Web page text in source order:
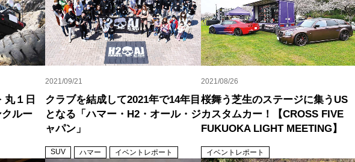
丸１日
ルー
2021/09/21
クラブを結成して2021年で14年目
となる「ハマー・H2・オール・ジ
ャパン」
SUV ハマー イベントレポート
2021/08/26
桜舞う芝生のステージに集うUS
カスタムカー！【CROSS FIVE
FUKUOKA LIGHT MEETING】
イベントレポート